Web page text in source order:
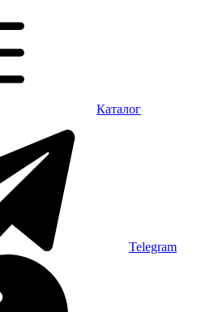
Каталог
Telegram